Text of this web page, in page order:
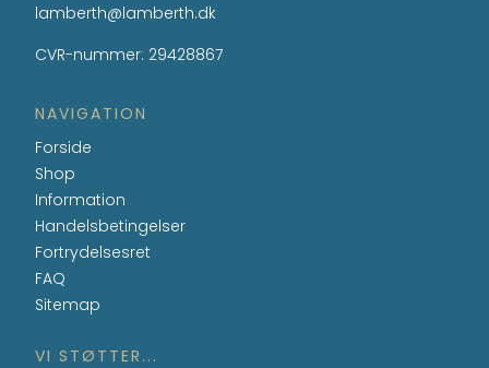
lamberth@lamberth.dk
CVR-nummer: 29428867
NAVIGATION
Forside
Shop
Information
Handelsbetingelser
Fortrydelsesret
FAQ
Sitemap
VI STØTTER...